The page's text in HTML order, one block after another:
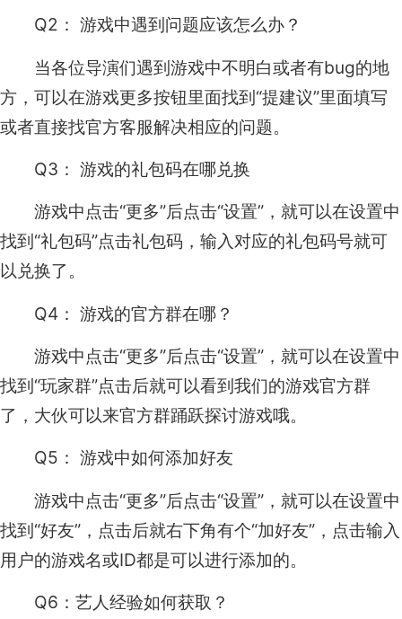
Q2： 游戏中遇到问题应该怎么办？
当各位导演们遇到游戏中不明白或者有bug的地
方，可以在游戏更多按钮里面找到“提建议”里面填写
或者直接找官方客服解决相应的问题。
Q3： 游戏的礼包码在哪兑换
游戏中点击“更多”后点击“设置”，就可以在设置中
找到“礼包码”点击礼包码，输入对应的礼包码号就可
以兑换了。
Q4： 游戏的官方群在哪？
游戏中点击“更多”后点击“设置”，就可以在设置中
找到“玩家群”点击后就可以看到我们的游戏官方群
了，大伙可以来官方群踊跃探讨游戏哦。
Q5： 游戏中如何添加好友
游戏中点击“更多”后点击“设置”，就可以在设置中
找到“好友”，点击后就右下角有个“加好友”，点击输入
用户的游戏名或ID都是可以进行添加的。
Q6：艺人经验如何获取？